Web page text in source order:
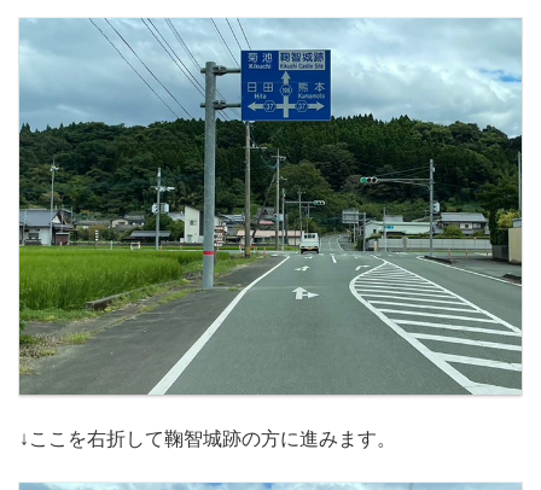
↓ここを右折して鞠智城跡の方に進みます。